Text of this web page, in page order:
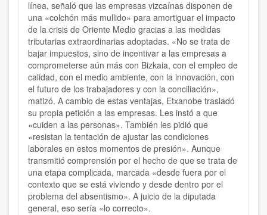
línea, señaló que las empresas vizcaínas disponen de
una «colchón más mullido» para amortiguar el impacto
de la crisis de Oriente Medio gracias a las medidas
tributarias extraordinarias adoptadas. «No se trata de
bajar impuestos, sino de incentivar a las empresas a
comprometerse aún más con Bizkaia, con el empleo de
calidad, con el medio ambiente, con la innovación, con
el futuro de los trabajadores y con la conciliación»,
matizó. A cambio de estas ventajas, Etxanobe trasladó
su propia petición a las empresas. Les instó a que
«cuiden a las personas». También les pidió que
«resistan la tentación de ajustar las condiciones
laborales en estos momentos de presión». Aunque
transmitió comprensión por el hecho de que se trata de
una etapa complicada, marcada «desde fuera por el
contexto que se está viviendo y desde dentro por el
problema del absentismo». A juicio de la diputada
general, eso sería «lo correcto».